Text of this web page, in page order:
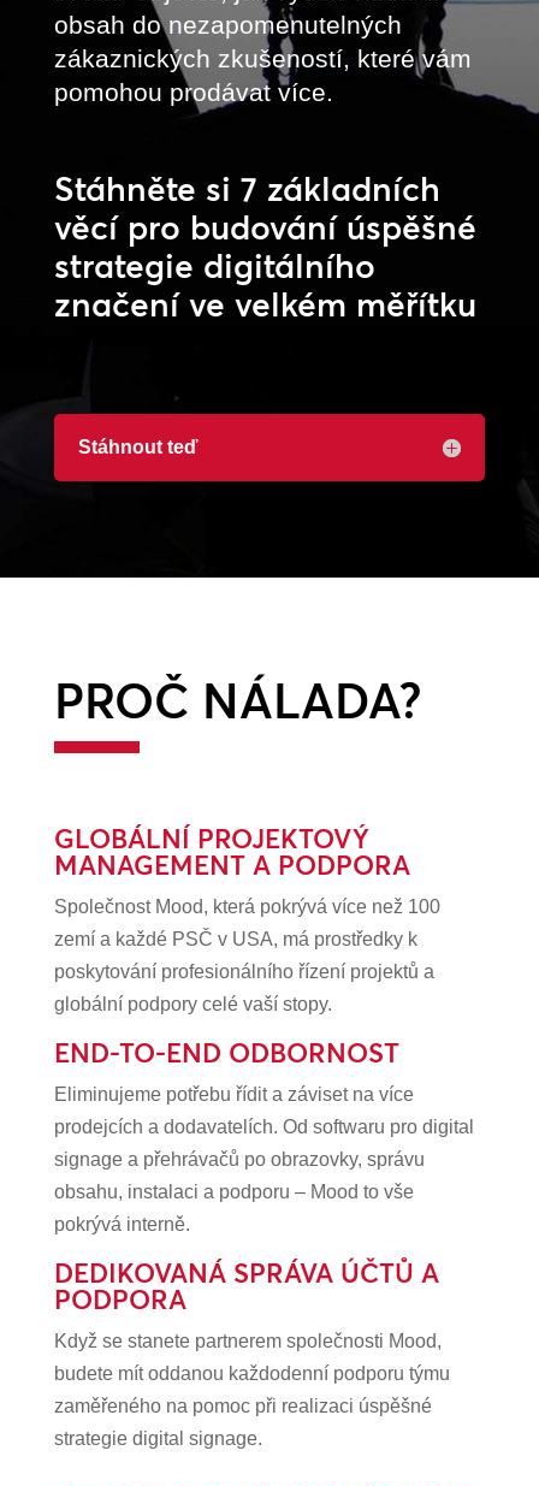
obsah do nezapomenutelných
zákaznických zkušeností, které vám
pomohou prodávat více.
Stáhněte si 7 základních
věcí pro budování úspěšné
strategie digitálního
značení ve velkém měřítku
Stáhnout teď
PROČ NÁLADA?
GLOBÁLNÍ PROJEKTOVÝ
MANAGEMENT A PODPORA
Společnost Mood, která pokrývá více než 100
zemí a každé PSČ v USA, má prostředky k
poskytování profesionálního řízení projektů a
globální podpory celé vaší stopy.
END-TO-END ODBORNOST
Eliminujeme potřebu řídit a záviset na více
prodejcích a dodavatelích. Od softwaru pro digital
signage a přehrávačů po obrazovky, správu
obsahu, instalaci a podporu – Mood to vše
pokrývá interně.
DEDIKOVANÁ SPRÁVA ÚČTŮ A
PODPORA
Když se stanete partnerem společnosti Mood,
budete mít oddanou každodenní podporu týmu
zaměřeného na pomoc při realizaci úspěšné
strategie digital signage.